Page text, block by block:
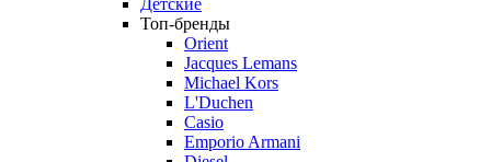
Детские
Топ-бренды
Orient
Jacques Lemans
Michael Kors
L'Duchen
Casio
Emporio Armani